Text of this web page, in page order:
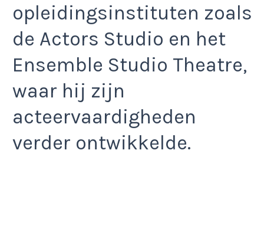
opleidingsinstituten zoals
de Actors Studio en het
Ensemble Studio Theatre,
waar hij zijn
acteervaardigheden
verder ontwikkelde.